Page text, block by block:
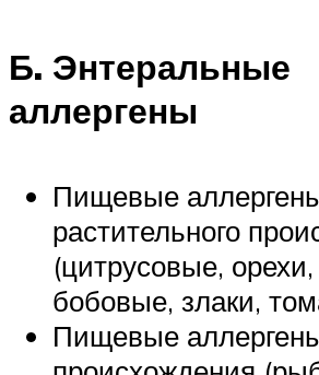
Б. Энтеральные
аллергены
Пищевые
растительного
(цитрусовые, орехи,
бобовые, злаки,
Пищевые